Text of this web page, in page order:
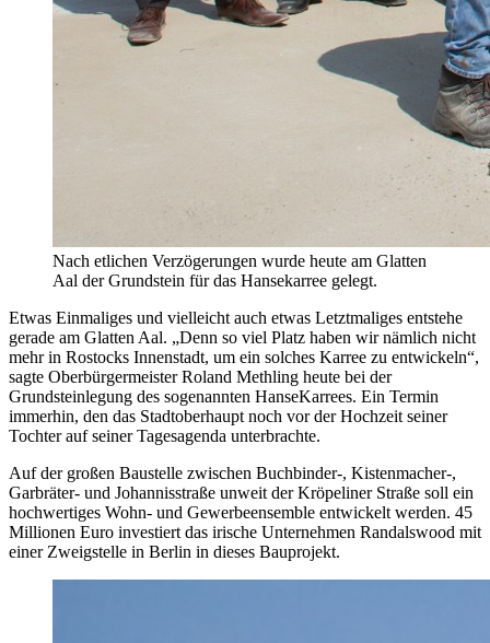
Nach etlichen Verzögerungen wurde heute am Glatten
Aal der Grundstein für das Hansekarree gelegt.
Etwas Einmaliges und vielleicht auch etwas Letztmaliges entstehe
gerade am Glatten Aal. „Denn so viel Platz haben wir nämlich nicht
mehr in Rostocks Innenstadt, um ein solches Karree zu entwickeln“,
sagte Oberbürgermeister Roland Methling heute bei der
Grundsteinlegung des sogenannten HanseKarrees. Ein Termin
immerhin, den das Stadtoberhaupt noch vor der Hochzeit seiner
Tochter auf seiner Tagesagenda unterbrachte.
Auf der großen Baustelle zwischen Buchbinder-, Kistenmacher-,
Garbräter- und Johannisstraße unweit der Kröpeliner Straße soll ein
hochwertiges Wohn- und Gewerbeensemble entwickelt werden. 45
Millionen Euro investiert das irische Unternehmen Randalswood mit
einer Zweigstelle in Berlin in dieses Bauprojekt.